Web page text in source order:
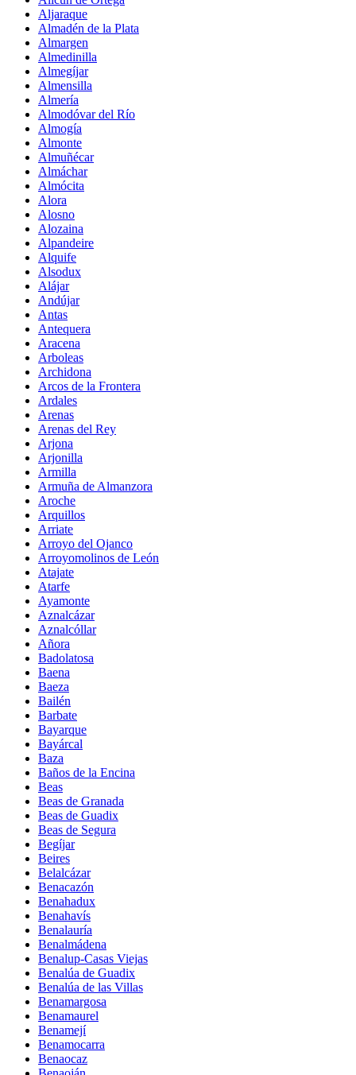
Aljaraque
Almadén de la Plata
Almargen
Almedinilla
Almegíjar
Almensilla
Almería
Almodóvar del Río
Almogía
Almonte
Almuñécar
Almáchar
Almócita
Alora
Alosno
Alozaina
Alpandeire
Alquife
Alsodux
Alájar
Andújar
Antas
Antequera
Aracena
Arboleas
Archidona
Arcos de la Frontera
Ardales
Arenas
Arenas del Rey
Arjona
Arjonilla
Armilla
Armuña de Almanzora
Aroche
Arquillos
Arriate
Arroyo del Ojanco
Arroyomolinos de León
Atajate
Atarfe
Ayamonte
Aznalcázar
Aznalcóllar
Añora
Badolatosa
Baena
Baeza
Bailén
Barbate
Bayarque
Bayárcal
Baza
Baños de la Encina
Beas
Beas de Granada
Beas de Guadix
Beas de Segura
Begíjar
Beires
Belalcázar
Benacazón
Benahadux
Benahavís
Benalauría
Benalmádena
Benalup-Casas Viejas
Benalúa de Guadix
Benalúa de las Villas
Benamargosa
Benamaurel
Benamejí
Benamocarra
Benaocaz